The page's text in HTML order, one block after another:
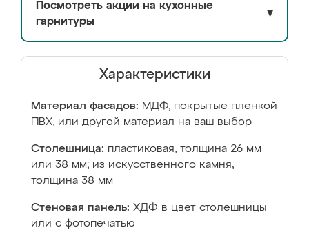
Посмотреть акции на кухонные
гарнитуры
▼
Характеристики
Материал фасадов: МДФ, покрытые плёнкой
ПВХ, или другой материал на ваш выбор
Столешница: пластиковая, толщина 26 мм
или 38 мм; из искусственного камня,
толщина 38 мм
Стеновая панель: ХДФ в цвет столешницы
или с фотопечатью